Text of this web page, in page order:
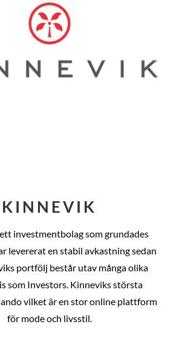
KINNEVIK
investmentbolag som grundades
levererat en stabil avkastning sedan
portfölj består utav många olika
som Investors. Kinneviks största
vilket är en stor online plattform
för mode och livsstil.